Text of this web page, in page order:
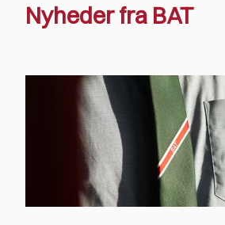
Nyheder fra BAT